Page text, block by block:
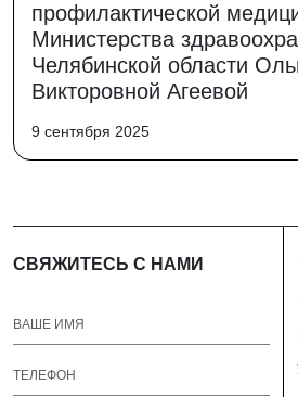
профилактической
Министерства
Челябинской области
Викторовной Агеевой
9 сентября 2025
СВЯЖИТЕСЬ С НАМИ